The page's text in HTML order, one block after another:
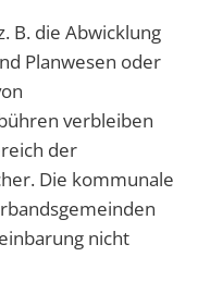
B. die Abwicklung
Planwesen oder
verbleiben
der
Die kommunale
nicht